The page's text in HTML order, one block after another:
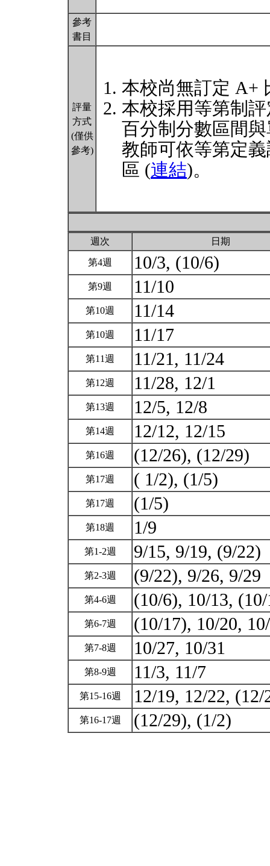
參考
書目
評量
方式
(僅供
參考)
本校尚無訂定 A+
本校採用等第制
百分制分數區間
教師可依等第定
區 (連結)。
週次 日期
第4週 10/3, (10/6)
第9週 11/10
第10週 11/14
第10週 11/17
第11週 11/21, 11/24
第12週 11/28, 12/1
第13週 12/5, 12/8
第14週 12/12, 12/15
第16週 (12/26), (12/29)
第17週 ( 1/2), (1/5)
第17週 (1/5)
第18週 1/9
第1-2週 9/15, 9/19, (9/22)
第2-3週 (9/22), 9/26, 9/29
第4-6週 (10/6), 10/13,
第6-7週 (10/17), 10/20,
第7-8週 10/27, 10/31
第8-9週 11/3, 11/7
第15-16週 12/19, 12/22,
第16-17週 (12/29), (1/2)